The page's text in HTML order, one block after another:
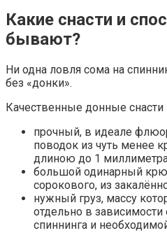
Какие снасти и
бывают?
Ни одна ловля сома на
без «донки».
Качественные донные снасти
прочный, в идеале
поводок из чуть менее
длиною до 1
большой одинарный
сорокового, из
нужный груз, массу
отдельно в зависимости
спиннинга и